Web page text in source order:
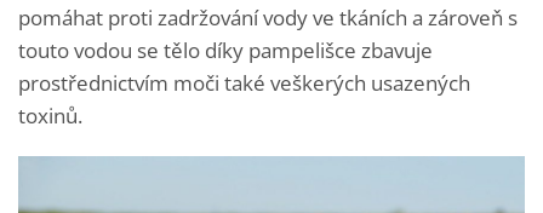
pomáhat proti zadržování vody ve tkáních a zároveň s
touto vodou se tělo díky pampelišce zbavuje
prostřednictvím moči také veškerých usazených
toxinů.